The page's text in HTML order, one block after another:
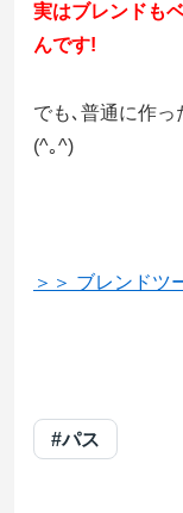
実はブレンドも
んです!
でも､普通に作
(^｡^)
＞＞ ブレンドツ
#パス